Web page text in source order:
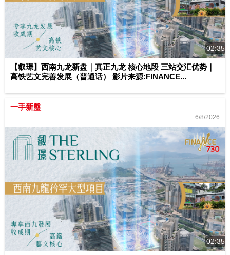
02:35
【叡璟】西南九龙新盘｜真正九龙 核心地段 三站交汇优势｜
高铁艺文完善发展（普通话） 影片来源:FINANCE...
一手新盤
6/8/2026
02:35